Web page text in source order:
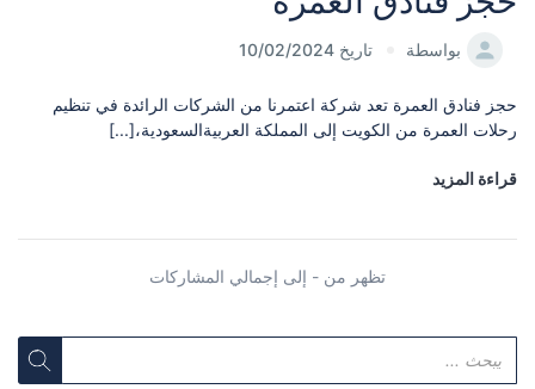
بواسطة تاريخ 10/02/2024
حجز فنادق العمرة تعد شركة اعتمرنا من الشركات الرائدة في تنظيم
رحلات العمرة من الكويت إلى المملكة العربيةالسعودية،[...]
قراءة المزيد
تظهر من - إلى إجمالي المشاركات